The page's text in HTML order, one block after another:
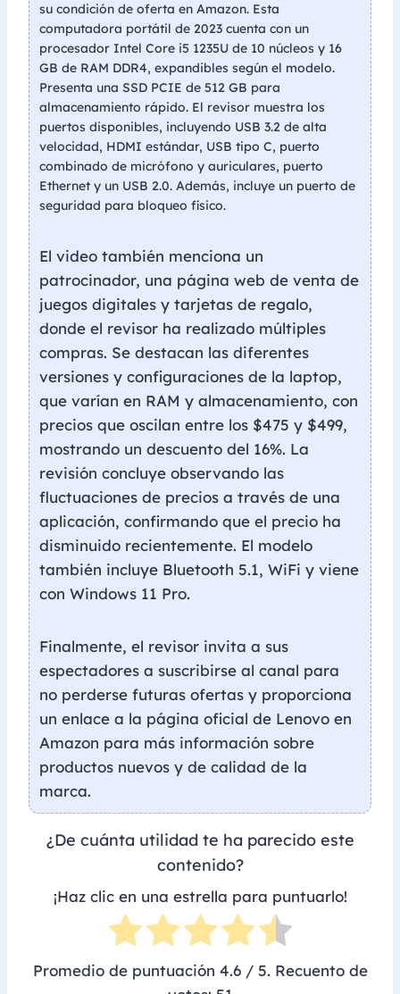
su condición de oferta en Amazon. Esta
computadora portátil de 2023 cuenta con un
procesador Intel Core i5 1235U de 10 núcleos y 16
GB de RAM DDR4, expandibles según el modelo.
Presenta una SSD PCIE de 512 GB para
almacenamiento rápido. El revisor muestra los
puertos disponibles, incluyendo USB 3.2 de alta
velocidad, HDMI estándar, USB tipo C, puerto
combinado de micrófono y auriculares, puerto
Ethernet y un USB 2.0. Además, incluye un puerto de
seguridad para bloqueo físico.
El video también menciona un
patrocinador, una página web de venta de
juegos digitales y tarjetas de regalo,
donde el revisor ha realizado múltiples
compras. Se destacan las diferentes
versiones y configuraciones de la laptop,
que varían en RAM y almacenamiento, con
precios que oscilan entre los $475 y $499,
mostrando un descuento del 16%. La
revisión concluye observando las
fluctuaciones de precios a través de una
aplicación, confirmando que el precio ha
disminuido recientemente. El modelo
también incluye Bluetooth 5.1, WiFi y viene
con Windows 11 Pro.
Finalmente, el revisor invita a sus
espectadores a suscribirse al canal para
no perderse futuras ofertas y proporciona
un enlace a la página oficial de Lenovo en
Amazon para más información sobre
productos nuevos y de calidad de la
marca.
¿De cuánta utilidad te ha parecido este
contenido?
¡Haz clic en una estrella para puntuarlo!
Promedio de puntuación 4.6/ 5. Recuento de